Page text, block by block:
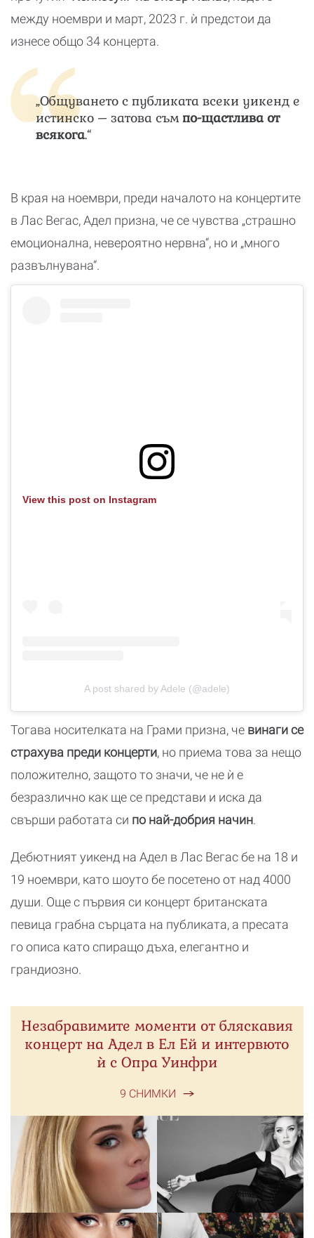
между ноември и март, 2023 г. ѝ предстои да
изнесе общо 34 концерта.
„Общуването с публиката всеки уикенд е
истинско – затова съм по-щастлива от
всякога.“
В края на ноември, преди началото на концертите
в Лас Вегас, Адел призна, че се чувства „страшно
емоционална, невероятно нервна“, но и „много
развълнувана“.
View this post on Instagram
A post shared by Adele (@adele)
Тогава носителката на Грами призна, че винаги се
страхува преди концерти, но приема това за нещо
положително, защото то значи, че не ѝ е
безразлично как ще се представи и иска да
свърши работата си по най-добрия начин.
Дебютният уикенд на Адел в Лас Вегас бе на 18 и
19 ноември, като шоуто бе посетено от над 4000
души. Още с първия си концерт британската
певица грабна сърцата на публиката, a пресата
го описа като спиращо дъха, елегантно и
грандиозно.
Незабравимите моменти от бляскавия
концерт на Адел в Ел Ей и интервюто
ѝ с Опра Уинфри
9 СНИМКИ